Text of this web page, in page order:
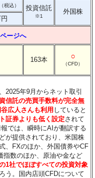
（税込） 投資信託
※1
外国株
ージへ
163本 ○
（CFD）
2025年9月からネット取引
信託の売買手数料が完全無
広人さんも利用 していると
証券よりも低く設定されて
では、瞬時にAIが翻訳する
が提供されており、米国株
、FXのほか、外国債券やCF
指数のほか、原油や金など
1社でほぼすべての投資対象
う。国内店頭CFDについて